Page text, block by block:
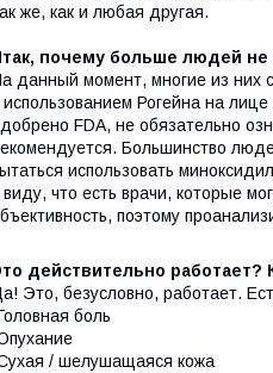
же, как и любая другая.
почему больше людей
данный момент, многие из них
использованием Рогейна на
FDA, не обязательно
Большинство
использовать
виду, что есть врачи, которые
поэтому
действительно работает?
Это, безусловно, работает.
боль
/ шелушащаяся кожа